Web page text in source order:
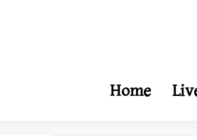
Home